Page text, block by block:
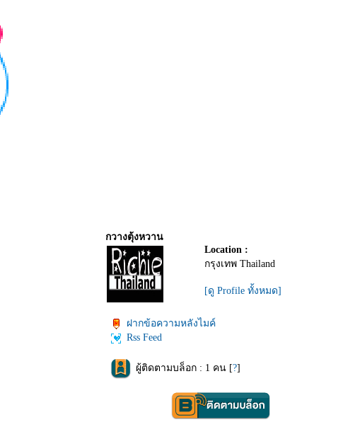
กวางตุ้งหวาน
Location :
กรุงเทพ Thailand
[ดู Profile ทั้งหมด]
ฝากข้อความหลังไมค์
Rss Feed
ผู้ติดตามบล็อก : 1 คน [?]